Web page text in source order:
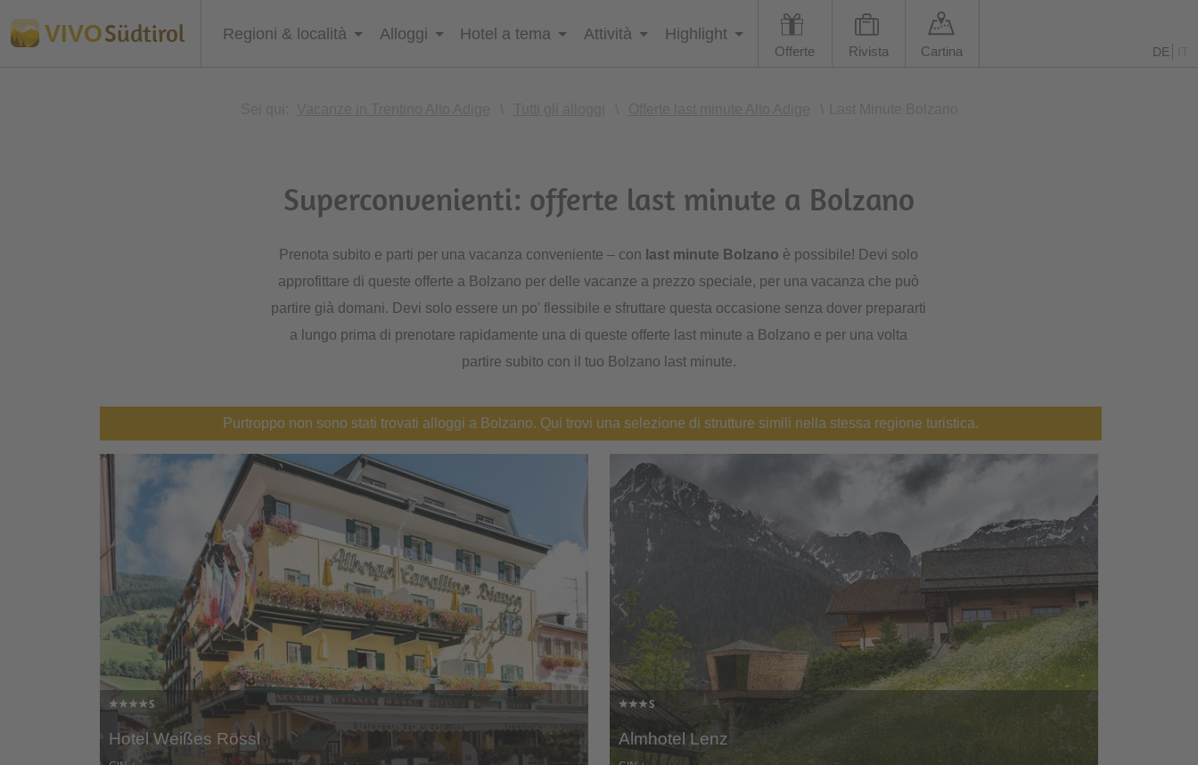
VIVOSüdtirol Regioni & località Alloggi Hotel a tema Attività Highlight
Offerte Rivista Cartina DE
Superconvenienti: offerte last minute a Bolzano
Prenota subito e parti per una vacanza conveniente – con last minute Bolzano è possibile! Devi solo
approfittare di queste offerte a Bolzano per delle vacanze a prezzo speciale, per una vacanza che può
partire già domani. Devi solo essere un po' flessibile e sfruttare questa occasione senza dover prepararti
a lungo prima di prenotare rapidamente una di queste offerte last minute a Bolzano e per una volta
partire subito con il tuo Bolzano last minute.
Purtroppo non sono stati trovati alloggi a Bolzano. Qui trovi una selezione di strutture simili nella stessa regione turistica.
Hotel Weißes Rössl Almhotel Lenz